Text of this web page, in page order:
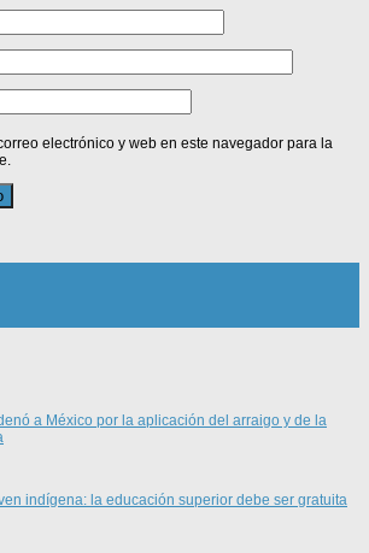
electrónico y web en este navegador para la
a México por la aplicación del arraigo y de la
indígena: la educación superior debe ser gratuita